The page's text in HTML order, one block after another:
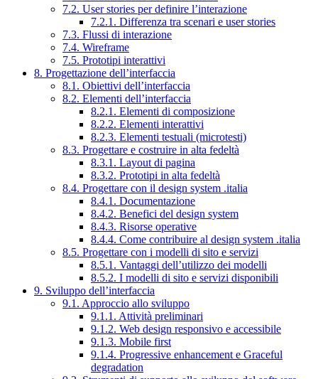
7.2. User stories per definire l’interazione
7.2.1. Differenza tra scenari e user stories
7.3. Flussi di interazione
7.4. Wireframe
7.5. Prototipi interattivi
8. Progettazione dell’interfaccia
8.1. Obiettivi dell’interfaccia
8.2. Elementi dell’interfaccia
8.2.1. Elementi di composizione
8.2.2. Elementi interattivi
8.2.3. Elementi testuali (microtesti)
8.3. Progettare e costruire in alta fedeltà
8.3.1. Layout di pagina
8.3.2. Prototipi in alta fedeltà
8.4. Progettare con il design system .italia
8.4.1. Documentazione
8.4.2. Benefici del design system
8.4.3. Risorse operative
8.4.4. Come contribuire al design system .italia
8.5. Progettare con i modelli di sito e servizi
8.5.1. Vantaggi dell’utilizzo dei modelli
8.5.2. I modelli di sito e servizi disponibili
9. Sviluppo dell’interfaccia
9.1. Approccio allo sviluppo
9.1.1. Attività preliminari
9.1.2. Web design responsivo e accessibile
9.1.3. Mobile first
9.1.4. Progressive enhancement e Graceful
degradation